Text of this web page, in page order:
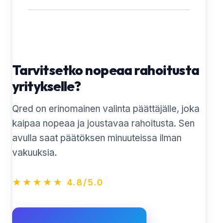
Tarvitsetko nopeaa rahoitusta
yritykselle?
Qred on erinomainen valinta päättäjälle, joka
kaipaa nopeaa ja joustavaa rahoitusta. Sen
avulla saat päätöksen minuuteissa ilman
vakuuksia.
★★★★★ 4.8/5.0